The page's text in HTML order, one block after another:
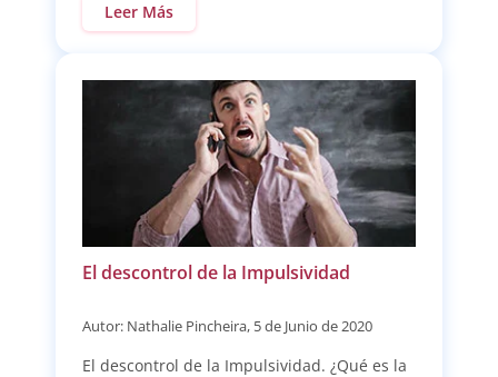
Leer Más
El descontrol de la Impulsividad
Autor: Nathalie Pincheira, 5 de Junio de 2020
El descontrol de la Impulsividad. ¿Qué es la